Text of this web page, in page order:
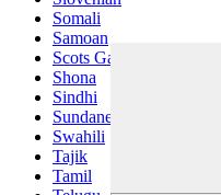
Somali
Samoan
Scots Gaelic
Shona
Sindhi
Sundanese
Swahili
Tajik
Tamil